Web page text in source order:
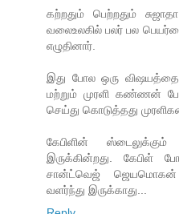
கற்றதும் பெற்றதும்
வலைஉலகில் பலர் பல
எழுதினார்.
இது போல ஒரு விஷயத்தை
மற்றும் முரளி கண்ணன்
செய்து கொடுத்தது
கேபிளின்
இருக்கின்றது. கேபிள்
சான்ட்வெஜ் ஜெயமொகன்
வளர்ந்து இருக்காது...